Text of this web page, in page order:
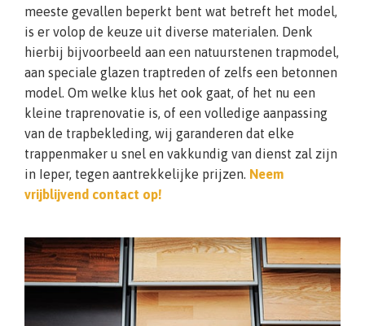
meeste gevallen beperkt bent wat betreft het model,
is er volop de keuze uit diverse materialen. Denk
hierbij bijvoorbeeld aan een natuurstenen trapmodel,
aan speciale glazen traptreden of zelfs een betonnen
model. Om welke klus het ook gaat, of het nu een
kleine traprenovatie is, of een volledige aanpassing
van de trapbekleding, wij garanderen dat elke
trappenmaker u snel en vakkundig van dienst zal zijn
in Ieper, tegen aantrekkelijke prijzen. Neem
vrijblijvend contact op!